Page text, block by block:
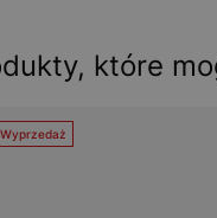
które
Wyprzedaż